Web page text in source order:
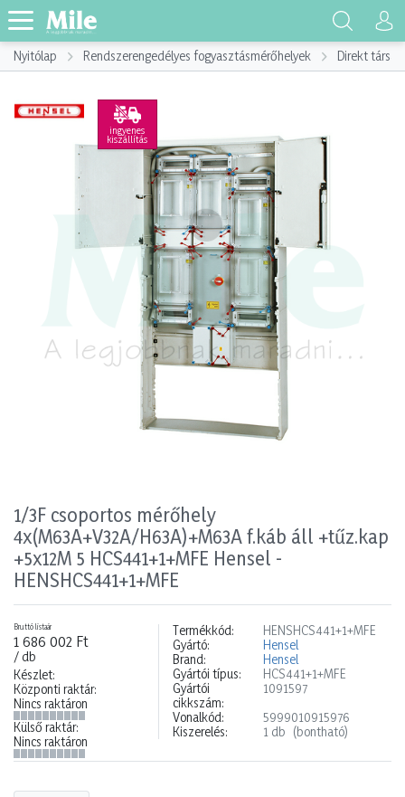
Nyitólap Rendszerengedélyes fogyasztásmérőhelyek Direkt
ingyenes
kiszállítás
1/3F csoportos mérőhely
4x(M63A+V32A/H63A)+M63A f.káb áll +tűz.kap
+5x12M 5 HCS441+1+MFE Hensel -
HENSHCS441+1+MFE
Bruttó listaár
1 686 002 Ft
/ db
Készlet:
Központi raktár:
Nincs raktáron
Külső raktár:
Nincs raktáron
Termékkód:
HENSHCS441+1+MFE
Gyártó:
Hensel
Brand:
Hensel
Gyártói típus:
HCS441+1+MFE
Gyártói
cikkszám:
1091597
Vonalkód:
5999010915976
Kiszerelés:
1 db (bontható)